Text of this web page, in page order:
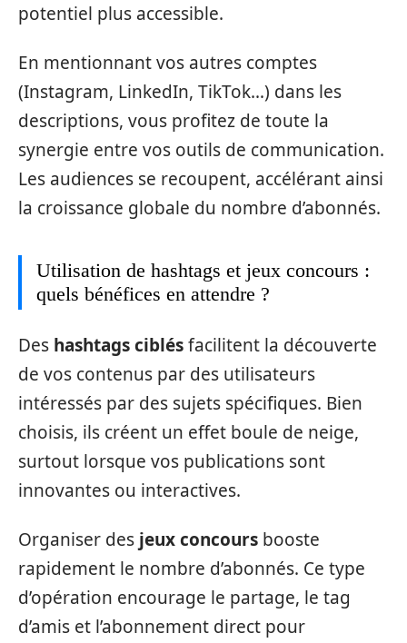
potentiel plus accessible.
En mentionnant vos autres comptes
(Instagram, LinkedIn, TikTok…) dans les
descriptions, vous profitez de toute la
synergie entre vos outils de communication.
Les audiences se recoupent, accélérant ainsi
la croissance globale du nombre d’abonnés.
Utilisation de hashtags et jeux concours :
quels bénéfices en attendre ?
Des hashtags ciblésfacilitent la découverte
de vos contenus par des utilisateurs
intéressés par des sujets spécifiques. Bien
choisis, ils créent un effet boule de neige,
surtout lorsque vos publications sont
innovantes ou interactives.
Organiser des jeux concours booste
rapidement le nombre d’abonnés. Ce type
d’opération encourage le partage, le tag
d’amis et l’abonnement direct pour